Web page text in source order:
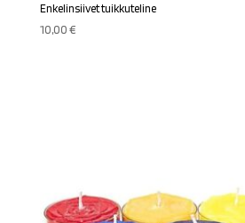
Enkelinsiivet tuikkuteline
10,00€